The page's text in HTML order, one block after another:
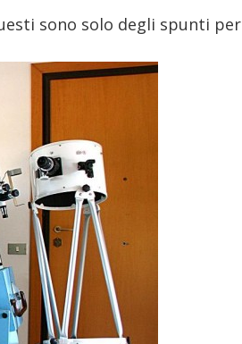
sono solo degli spunti per